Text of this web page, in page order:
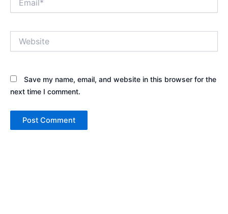
Save my name, email, and website in this browser for the
next time I comment.